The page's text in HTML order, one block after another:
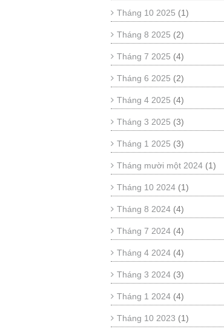
Tháng 10 2025 (1)
Tháng 8 2025 (2)
Tháng 7 2025 (4)
Tháng 6 2025 (2)
Tháng 4 2025 (4)
Tháng 3 2025 (3)
Tháng 1 2025 (3)
Tháng mười một 2024 (1)
Tháng 10 2024 (1)
Tháng 8 2024 (4)
Tháng 7 2024 (4)
Tháng 4 2024 (4)
Tháng 3 2024 (3)
Tháng 1 2024 (4)
Tháng 10 2023 (1)